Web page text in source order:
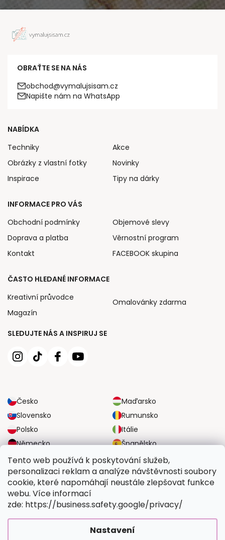
Tento web používá k poskytování služeb,
personalizaci reklam a analýze návštěvnosti soubory
cookie, které napomáhají neustále zlepšovat funkce
webu. Více informací
zde: https://business.safety.google/privacy/
Nastavení
OBRAŤTE SE NA NÁS
obchod@vymalujsisam.cz
Napište nám na WhatsApp
SLEDUJTE NÁS A INSPIRUJ SE
Česko
Maďarsko
Slovensko
Rumunsko
Polsko
Itálie
Německo
Španělsko
Velká Británie
Rakousko
NABÍDKA
Techniky
Obrázky z vlastní fotky
Inspirace
Akce
Novinky
Tipy na dárky
INFORMACE PRO VÁS
Obchodní podmínky
Doprava a platba
Kontakt
Objemové slevy
Věrnostní program
FACEBOOK skupina
ČASTO HLEDANÉ INFORMACE
Kreativní průvodce
Magazín
Omalovánky zdarma
SPOLEHLIVÉ MOŽNOSTI DOPRAVY
BEZPEČNÉ MOŽNOSTI PLATBY